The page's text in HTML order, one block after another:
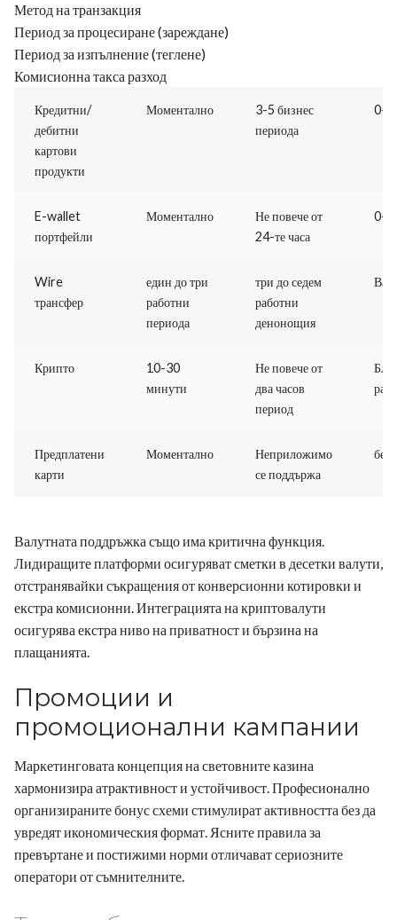
Метод на транзакция
Период за процесиране (зареждане)
Период за изпълнение (теглене)
Комисионна такса разход
Кредитни/
дебитни
картови
продукти
Моментално
3-5 бизнес
периода
0-
E-wallet
портфейли
Моментално
Не повече от
24-те часа
0-
Wire
трансфер
един до три
работни
периода
три до седем
работни
денонощия
Крипто
10-30
минути
Не повече от
два часов
период
Предплатени
карти
Моментално
Неприложимо
се поддържа
Валутната поддръжка също има критична функция.
Лидиращите платформи осигуряват сметки в десетки валути,
отстранявайки съкращения от конверсионни котировки и
екстра комисионни. Интеграцията на криптовалути
осигурява екстра ниво на приватност и бързина на
плащанията.
Промоции и
промоционални кампании
Маркетинговата концепция на световните казина
хармонизира атрактивност и устойчивост. Професионално
организираните бонус схеми стимулират активността без да
увредят икономическия формат. Ясните правила за
превъртане и постижими норми отличават сериозните
оператори от съмнителните.